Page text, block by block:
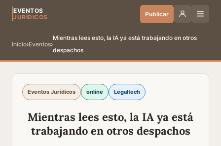
EVENTOS
JURÍDICOS
Publicar
Inicio›Eventos›
Mientras lees esto, la IA ya está trabajando en otros
despachos
Eventos Juridicos online Legaltech
Mientras lees esto, la IA ya está
trabajando en otros despachos